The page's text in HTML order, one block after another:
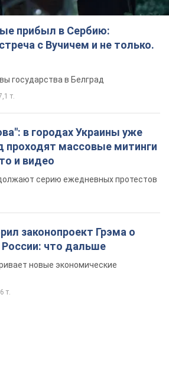
прибыл в Сербию:
с Вучичем и не только.
государства в Белград
т.
в городах Украины уже
проходят массовые митинги
и видео
серию ежедневных протестов
законопроект Грэма о
России: что дальше
новые экономические
т.